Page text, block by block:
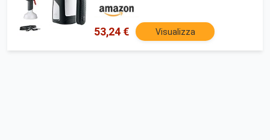
doccia, autonomia: per circa 35 finestre,
confezione in cartone)
53,24 € Visualizza